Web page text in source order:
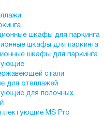
шкафы для паркинга
шкафы для паркинга
шкафы для паркинга
стали
для стеллажей
для полочных
MS Pro